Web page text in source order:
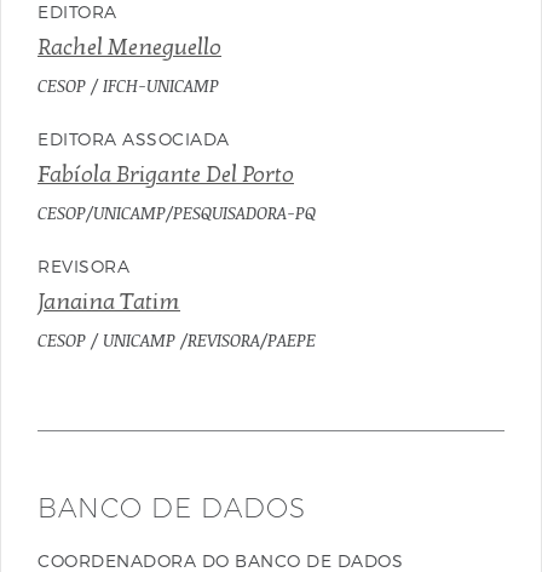
EDITORA
Rachel Meneguello
CESOP / IFCH-UNICAMP
EDITORA ASSOCIADA
Fabíola Brigante Del Porto
CESOP/UNICAMP/PESQUISADORA-PQ
REVISORA
Janaina Tatim
CESOP / UNICAMP /REVISORA/PAEPE
BANCO DE DADOS
COORDENADORA DO BANCO DE DADOS